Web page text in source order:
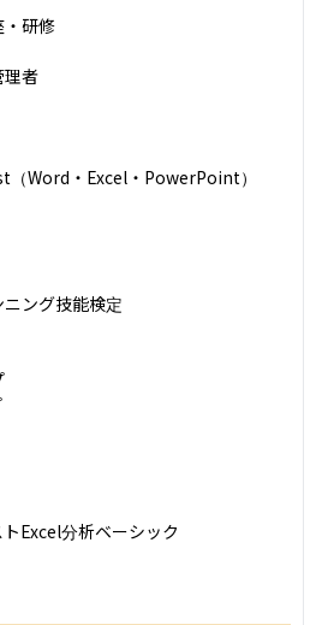
研修
理者
（Word・Excel・PowerPoint）
ング技能検定
Excel分析ベーシック